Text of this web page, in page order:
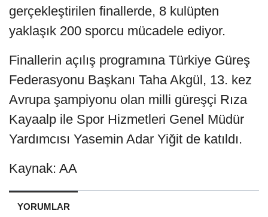
gerçekleştirilen finallerde, 8 kulüpten
yaklaşık 200 sporcu mücadele ediyor.
Finallerin açılış programına Türkiye Güreş
Federasyonu Başkanı Taha Akgül, 13. kez
Avrupa şampiyonu olan milli güreşçi Rıza
Kayaalp ile Spor Hizmetleri Genel Müdür
Yardımcısı Yasemin Adar Yiğit de katıldı.
Kaynak: AA
YORUMLAR